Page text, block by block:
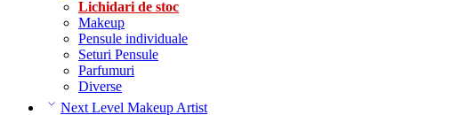
Lichidari de stoc
Makeup
Pensule individuale
Seturi Pensule
Parfumuri
Diverse
Next Level Makeup Artist